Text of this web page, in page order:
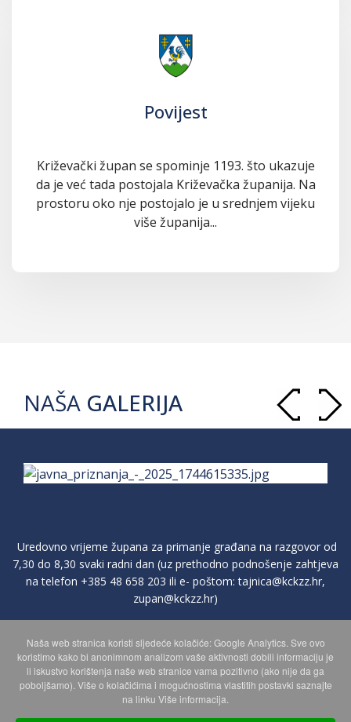
Povijest
Križevački župan se spominje 1193. što ukazuje
da je već tada postojala Križevačka županija. Na
prostoru oko nje postojalo je u srednjem vijeku
više županija...
NAŠA GALERIJA
Uredovno vrijeme župana za primanje građana na razgovor od
7,30 do 8,30 svaki radni dan (uz prethodno podnošenje zahtjeva
na telefon +385 48 658 203 ili e- poštom:tajnica@kckzz.hr,
zupan@kckzz.hr)
POLITIKA ZAŠTITE PRIVATNOSTI OSOBNIH PODATAKA
MAPA WEBA
Naša web stranica koristi sljedeće kolačiće: Google Analytics. Sve ovo
koristimo kako bi anonimnom analizom vaše aktivnosti dobili informaciju je
li iskustvo korištenja naše web stranice vama pozitivno (ako nije da ga
poboljšamo). Više o kolačićima i mogućnostima vlastitih postavki saznajte
na linku Više informacija.